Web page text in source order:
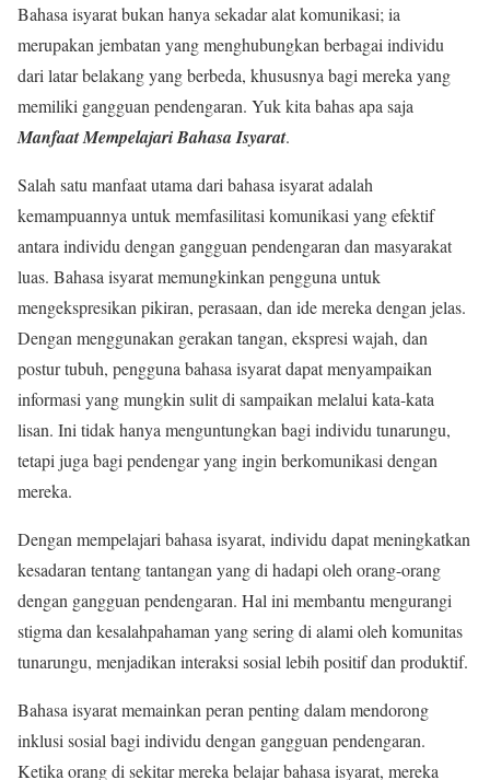
Bahasa isyarat bukan hanya sekadar alat komunikasi; ia
merupakan jembatan yang menghubungkan berbagai individu
dari latar belakang yang berbeda, khususnya bagi mereka yang
memiliki gangguan pendengaran. Yuk kita bahas apa saja
Manfaat Mempelajari Bahasa Isyarat.
Salah satu manfaat utama dari bahasa isyarat adalah
kemampuannya untuk memfasilitasi komunikasi yang efektif
antara individu dengan gangguan pendengaran dan masyarakat
luas. Bahasa isyarat memungkinkan pengguna untuk
mengekspresikan pikiran, perasaan, dan ide mereka dengan jelas.
Dengan menggunakan gerakan tangan, ekspresi wajah, dan
postur tubuh, pengguna bahasa isyarat dapat menyampaikan
informasi yang mungkin sulit di sampaikan melalui kata-kata
lisan. Ini tidak hanya menguntungkan bagi individu tunarungu,
tetapi juga bagi pendengar yang ingin berkomunikasi dengan
mereka.
Dengan mempelajari bahasa isyarat, individu dapat meningkatkan
kesadaran tentang tantangan yang di hadapi oleh orang-orang
dengan gangguan pendengaran. Hal ini membantu mengurangi
stigma dan kesalahpahaman yang sering di alami oleh komunitas
tunarungu, menjadikan interaksi sosial lebih positif dan produktif.
Bahasa isyarat memainkan peran penting dalam mendorong
inklusi sosial bagi individu dengan gangguan pendengaran.
Ketika orang di sekitar mereka belajar bahasa isyarat, mereka